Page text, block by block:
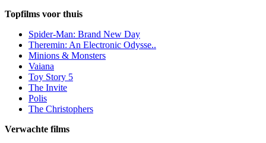
Topfilms voor thuis
Spider-Man: Brand New Day
Theremin: An Electronic Odysse..
Minions & Monsters
Vaiana
Toy Story 5
The Invite
Polis
The Christophers
Verwachte films